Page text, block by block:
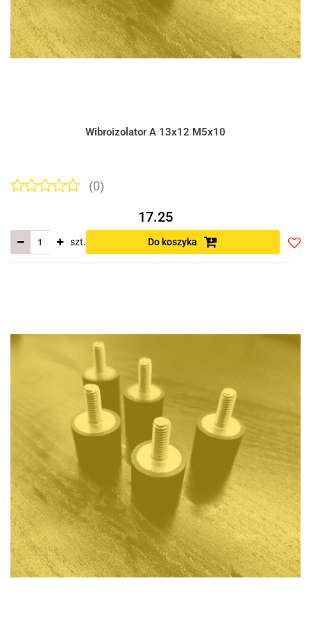
Wibroizolator A 13x12 M5x10
(0)
17.25
szt. Do koszyka